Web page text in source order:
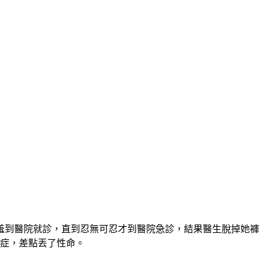
醫院就診，直到忍無可忍才到醫院急診，結果醫生脫掉她褲
，差點丟了性命。